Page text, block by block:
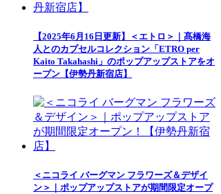
【2025年6月16日更新】＜エトロ＞｜髙橋海
人とのカプセルコレクション「ETRO per
Kaito Takahashi」のポップアップストアをオ
ープン【伊勢丹新宿店】
＜ニコライ バーグマン フラワーズ＆デザイ
ン＞｜ポップアップストアが期間限定オープ